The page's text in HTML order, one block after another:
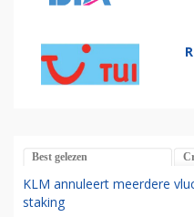
Best gelezen
KLM annuleert meerdere
staking